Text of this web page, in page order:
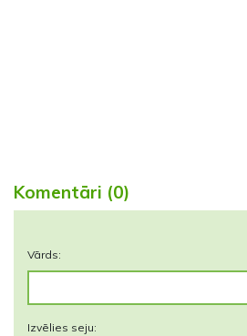
Komentāri (0)
Vārds:
Izvēlies seju: